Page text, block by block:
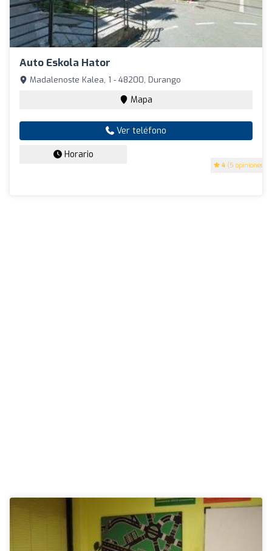
Auto Eskola Hator
4 (5 opiniones)
Madalenoste Kalea, 1 - 48200, Durango
Mapa
Ver teléfono
Horario